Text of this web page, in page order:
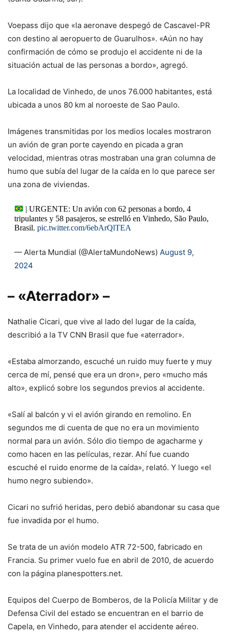
Voepass dijo que «la aeronave despegó de Cascavel-PR
con destino al aeropuerto de Guarulhos». «Aún no hay
confirmación de cómo se produjo el accidente ni de la
situación actual de las personas a bordo», agregó.
La localidad de Vinhedo, de unos 76.000 habitantes, está
ubicada a unos 80 km al noroeste de Sao Paulo.
Imágenes transmitidas por los medios locales mostraron
un avión de gran porte cayendo en picada a gran
velocidad, mientras otras mostraban una gran columna de
humo que subía del lugar de la caída en lo que parece ser
una zona de viviendas.
| URGENTE: Un avión con 62 personas a bordo, 4
tripulantes y 58 pasajeros, se estrelló en Vinhedo, São Paulo,
Brasil. pic.twitter.com/6ebArQlTEA
— Alerta Mundial (@AlertaMundoNews) August 9,
2024
– «Aterrador» –
Nathalie Cicari, que vive al lado del lugar de la caída,
describió a la TV CNN Brasil que fue «aterrador».
«Estaba almorzando, escuché un ruido muy fuerte y muy
cerca de mí, pensé que era un dron», pero «mucho más
alto», explicó sobre los segundos previos al accidente.
«Salí al balcón y vi el avión girando en remolino. En
segundos me di cuenta de que no era un movimiento
normal para un avión. Sólo dio tiempo de agacharme y
como hacen en las películas, rezar. Ahí fue cuando
escuché el ruido enorme de la caída», relató. Y luego «el
humo negro subiendo».
Cicari no sufrió heridas, pero debió abandonar su casa que
fue invadida por el humo.
Se trata de un avión modelo ATR 72-500, fabricado en
Francia. Su primer vuelo fue en abril de 2010, de acuerdo
con la página planespotters.net.
Equipos del Cuerpo de Bomberos, de la Policía Militar y de
Defensa Civil del estado se encuentran en el barrio de
Capela, en Vinhedo, para atender el accidente aéreo.